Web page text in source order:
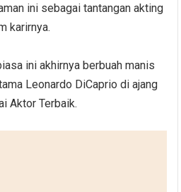
ini sebagai tantangan akting
karirnya.
ini akhirnya berbuah manis
Leonardo DiCaprio di ajang
Aktor Terbaik.